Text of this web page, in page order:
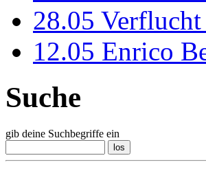
28.05
12.05 Enrico
Suche
gib deine Suchbegriffe ein